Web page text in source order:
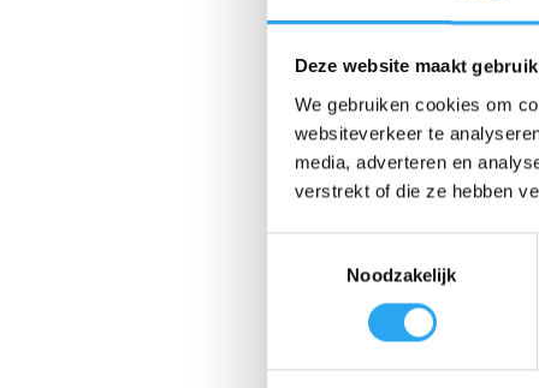
Deze website maakt
We gebruiken cookies om
websiteverkeer te
media, adverteren en
verstrekt of die ze hebben
Noodzakelijk